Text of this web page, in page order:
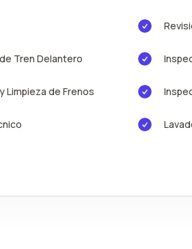
Tren Delantero
Limpieza de Frenos